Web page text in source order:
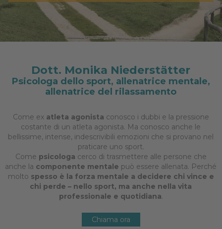
Dott. Monika Niederstätter
Psicologa dello sport, allenatrice mentale,
allenatrice del rilassamento
Come ex atleta agonista conosco i dubbi e la pressione
costante di un atleta agonista. Ma conosco anche le
bellissime, intense, indescrivibili emozioni che si provano nel
praticare uno sport.
Come psicologa cerco di trasmettere alle persone che
anche la componente mentale può essere allenata. Perché
molto spesso è la forza mentale a decidere chi vince e
chi perde – nello sport, ma anche nella vita
professionale e quotidiana.
Chiama ora